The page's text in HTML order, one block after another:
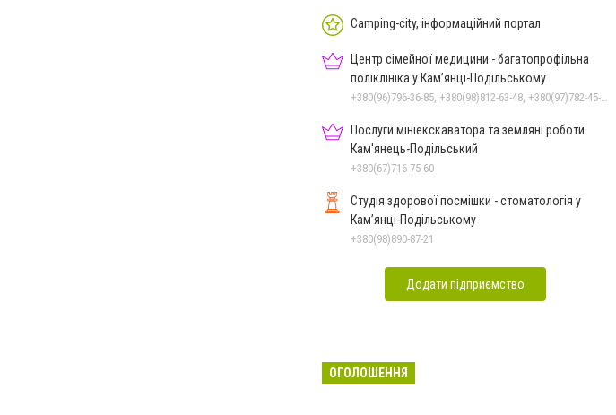
Camping-city, інформаційний портал
Центр сімейної медицини - багатопрофільна
поліклініка у Кам’янці-Подільському
+380(96)796-36-85, +380(98)812-63-48, +380(97)782-45-70
Послуги мініекскаватора та земляні роботи
Кам'янець-Подільський
+380(67)716-75-60
Студія здорової посмішки - стоматологія у
Кам’янці-Подільському
+380(98)890-87-21
Додати підприємство
ОГОЛОШЕННЯ